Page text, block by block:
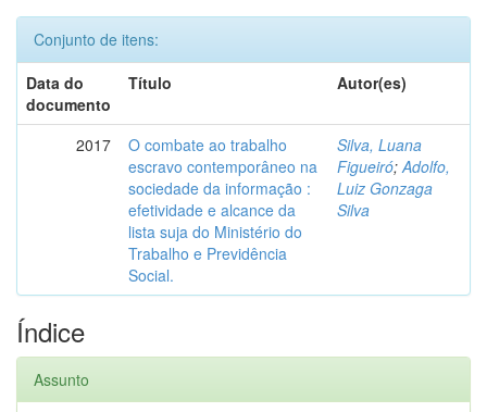
Conjunto de itens:
Data do
documento
Título Autor(es)
2017
O combate ao trabalho
escravo contemporâneo na
sociedade da informação :
efetividade e alcance da
lista suja do Ministério do
Trabalho e Previdência
Social.
Silva, Luana
Figueiró;Adolfo,
Luiz Gonzaga
Silva
Índice
Assunto